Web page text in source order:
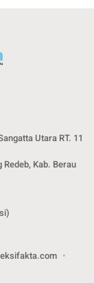
Utara RT. 11
Kab. Berau